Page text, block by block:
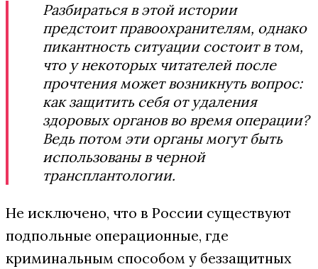
Разбираться в этой истории
предстоит правоохранителям, однако
пикантность ситуации состоит в том,
что у некоторых читателей после
прочтения может возникнуть вопрос:
как защитить себя от удаления
здоровых органов во время операции?
Ведь потом эти органы могут быть
использованы в черной
трансплантологии.
Не исключено, что в России существуют
подпольные операционные, где
криминальным способом у беззащитных